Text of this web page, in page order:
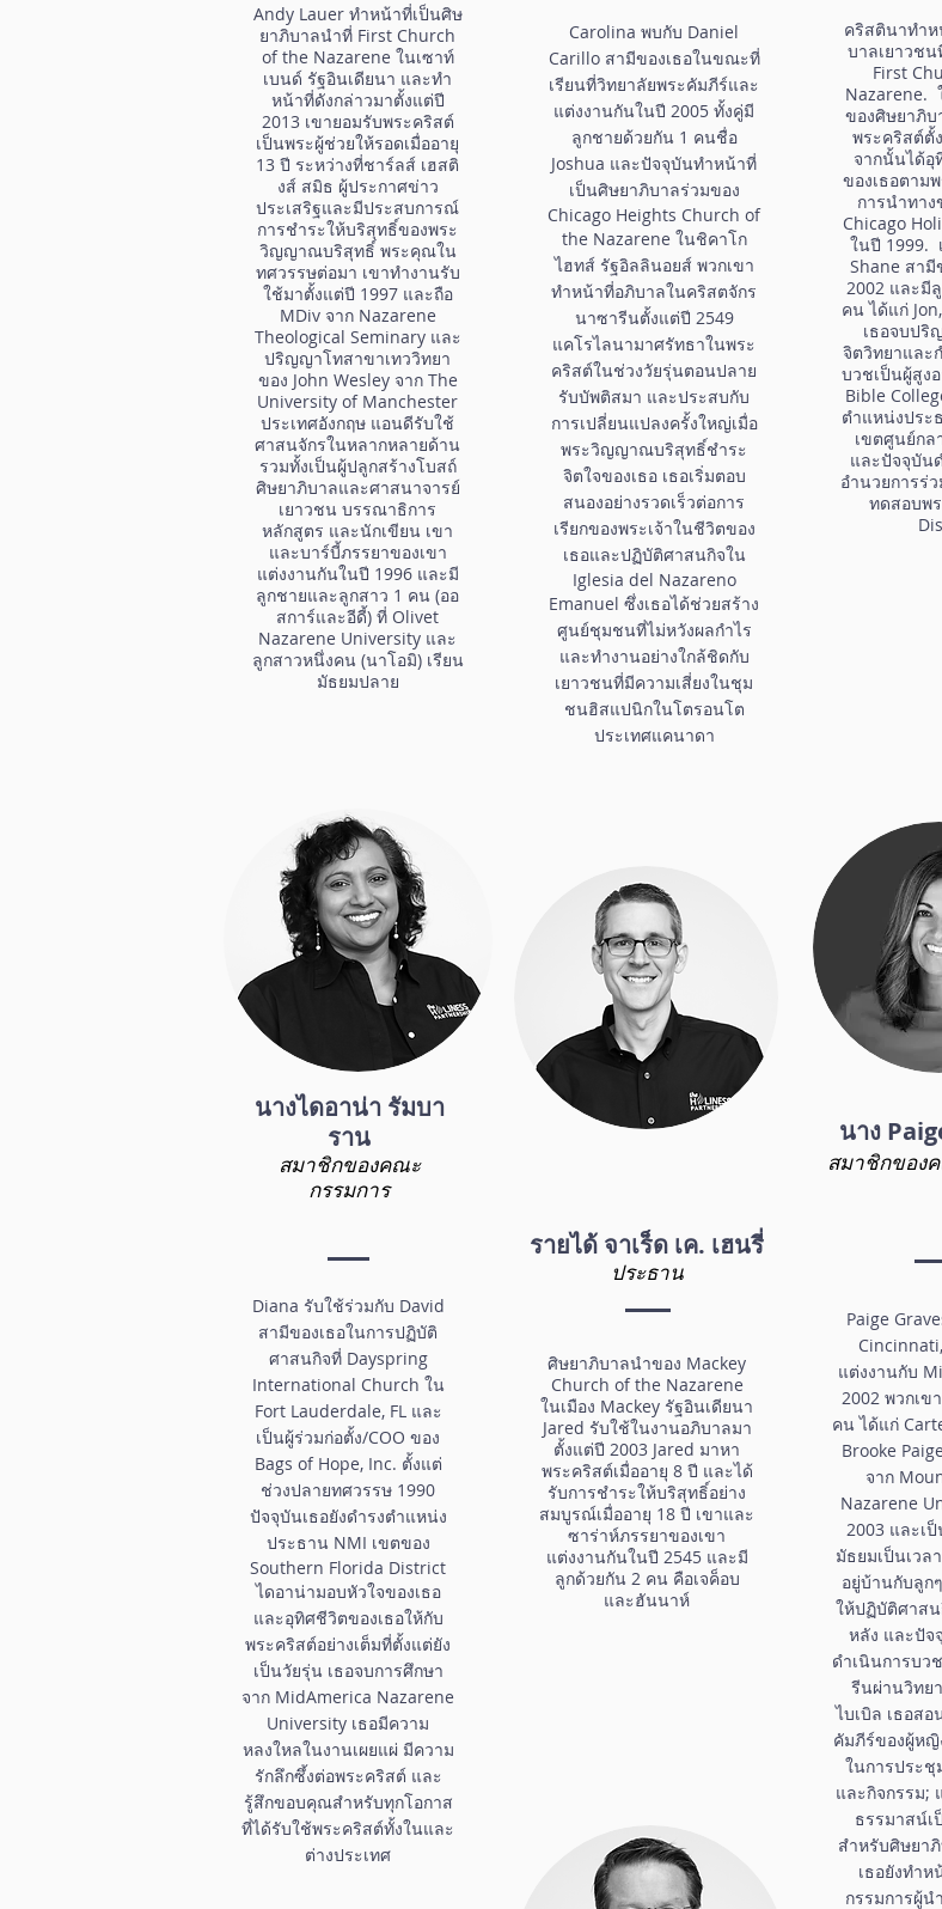
Andy Lauer ทำหน้าที่เป็นศิษ
ยาภิบาลนำที่ First Church
of the Nazarene ในเซาท์
เบนด์ รัฐอินเดียนา และทำ
หน้าที่ดังกล่าวมาตั้งแต่ปี
2013 เขายอมรับพระคริสต์
เป็นพระผู้ช่วยให้รอดเมื่ออายุ
13 ปี ระหว่างที่ชาร์ลส์ เฮสติ
งส์ สมิธ ผู้ประกาศข่าว
ประเสริฐและมีประสบการณ์
การชำระให้บริสุทธิ์ของพระ
วิญญาณบริสุทธิ์ พระคุณใน
ทศวรรษต่อมา เขาทำงานรับ
ใช้มาตั้งแต่ปี 1997 และถือ
MDiv จาก Nazarene
Theological Seminary และ
ปริญญาโทสาขาเทววิทยา
ของ John Wesley จาก The
University of Manchester
ประเทศอังกฤษ แอนดีรับใช้
ศาสนจักรในหลากหลายด้าน
รวมทั้งเป็นผู้ปลูกสร้างโบสถ์
ศิษยาภิบาลและศาสนาจารย์
เยาวชน บรรณาธิการ
หลักสูตร และนักเขียน เขา
และบาร์บี้ภรรยาของเขา
แต่งงานกันในปี 1996 และมี
ลูกชายและลูกสาว 1 คน (ออ
สการ์และอีดี้) ที่ Olivet
Nazarene University และ
ลูกสาวหนึ่งคน (นาโอมิ) เรียน
มัธยมปลาย
Carolina พบกับ Daniel
Carillo สามีของเธอในขณะที่
เรียนที่วิทยาลัยพระคัมภีร์และ
แต่งงานกันในปี 2005 ทั้งคู่มี
ลูกชายด้วยกัน 1 คนชื่อ
Joshua และปัจจุบันทำหน้าที่
เป็นศิษยาภิบาลร่วมของ
Chicago Heights Church of
the Nazarene ในชิคาโก
ไฮทส์ รัฐอิลลินอยส์ พวกเขา
ทำหน้าที่อภิบาลในคริสตจักร
นาซารีนตั้งแต่ปี 2549
แคโรไลนามาศรัทธาในพระ
คริสต์ในช่วงวัยรุ่นตอนปลาย
รับบัพติสมา และประสบกับ
การเปลี่ยนแปลงครั้งใหญ่เมื่อ
พระวิญญาณบริสุทธิ์ชำระ
จิตใจของเธอ เธอเริ่มตอบ
สนองอย่างรวดเร็วต่อการ
เรียกของพระเจ้าในชีวิตของ
เธอและปฏิบัติศาสนกิจใน
Iglesia del Nazareno
Emanuel ซึ่งเธอได้ช่วยสร้าง
ศูนย์ชุมชนที่ไม่หวังผลกำไร
และทำงานอย่างใกล้ชิดกับ
เยาวชนที่มีความเสี่ยงในชุม
ชนฮิสแปนิกในโตรอนโต
ประเทศแคนาดา
นางไดอาน่า รัมบา
ราน
สมาชิกของคณะ
กรรมการ
Diana รับใช้ร่วมกับ David
สามีของเธอในการปฏิบัติ
ศาสนกิจที่ Dayspring
International Church ใน
Fort Lauderdale, FL และ
เป็นผู้ร่วมก่อตั้ง/COO ของ
Bags of Hope, Inc. ตั้งแต่
ช่วงปลายทศวรรษ 1990
ปัจจุบันเธอยังดำรงตำแหน่ง
ประธาน NMI เขตของ
Southern Florida District
ไดอาน่ามอบหัวใจของเธอ
และอุทิศชีวิตของเธอให้กับ
พระคริสต์อย่างเต็มที่ตั้งแต่ยัง
เป็นวัยรุ่น เธอจบการศึกษา
จาก MidAmerica Nazarene
University เธอมีความ
หลงใหลในงานเผยแผ่ มีความ
รักลึกซึ้งต่อพระคริสต์ และ
รู้สึกขอบคุณสำหรับทุกโอกาส
ที่ได้รับใช้พระคริสต์ทั้งในและ
ต่างประเทศ
รายได้ จาเร็ด เค. เฮนรี่
ประธาน
ศิษยาภิบาลนำของ Mackey
Church of the Nazarene
ในเมือง Mackey รัฐอินเดียนา
Jared รับใช้ในงานอภิบาลมา
ตั้งแต่ปี 2003 Jared มาหา
พระคริสต์เมื่ออายุ 8 ปี และได้
รับการชำระให้บริสุทธิ์อย่าง
สมบูรณ์เมื่ออายุ 18 ปี เขาและ
ซาร่าห์ภรรยาของเขา
แต่งงานกันในปี 2545 และมี
ลูกด้วยกัน 2 คน คือเจค็อบ
และฮันนาห์
คริสตินาทำ
บาลเยาวช
First
Nazarene.
ของศิษยาภิบ
พระคริสต์ตั้
จากนั้นได้อุ
ของเธอตาม
การนำทาง
Chicago
ในปี 1999.
Shane สามี
2002 และมี
คน ได้แก่
เธอจบปริ
จิตวิทยาและ
บวชเป็นผู้สูง
Bible
ตำแหน่งประ
เขตศูนย์กล
และปัจจุบัน
อำนวยการร่
ทดสอบพ
นาง
สมาชิกของ
Paige
แต่งงานกับ
2002 พวกเข
คน ได้แก่
Brooke
จาก
Nazarene
2003 และเ
มัธยมเป็นเวล
อยู่บ้านกับลูก
ให้ปฏิบัติศาส
หลัง และปัจ
ดำเนินการบว
รีนผ่านวิทย
ไบเบิล เธอส
คัมภีร์ของผู้ห
ในการประ
และกิจกรรม;
ธรรมาสน์เ
สำหรับศิษยา
เธอยังทำ
กรรมการผู้น